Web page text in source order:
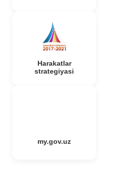
Harakatlar
strategiyasi
my.gov.uz